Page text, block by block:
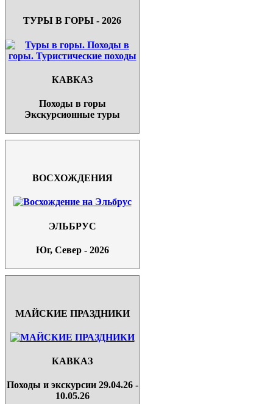
ТУРЫ В ГОРЫ - 2026
КАВКАЗ
Походы в горы
Экскурсионные туры
ВОСХОЖДЕНИЯ
ЭЛЬБРУС
Юг, Север - 2026
МАЙСКИЕ ПРАЗДНИКИ
КАВКАЗ
Походы и экскурсии 29.04.26 -
10.05.26